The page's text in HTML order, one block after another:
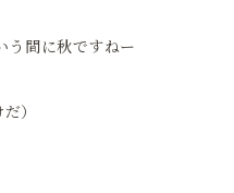
う間に秋ですねー
）